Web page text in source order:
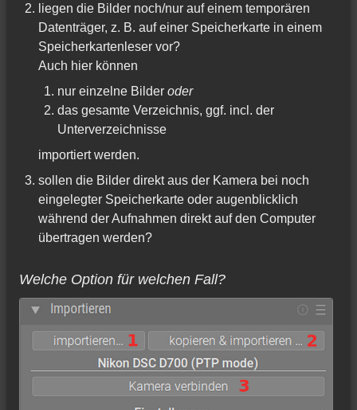
liegen die Bilder noch/nur auf einem temporären
Datenträger, z. B. auf einer Speicherkarte in einem
Speicherkartenleser vor?
Auch hier können
nur einzelne Bilder oder
das gesamte Verzeichnis, ggf. incl. der
Unterverzeichnisse
importiert werden.
sollen die Bilder direkt aus der Kamera bei noch
eingelegter Speicherkarte oder augenblicklich
während der Aufnahmen direkt auf den Computer
übertragen werden?
Welche Option für welchen Fall?